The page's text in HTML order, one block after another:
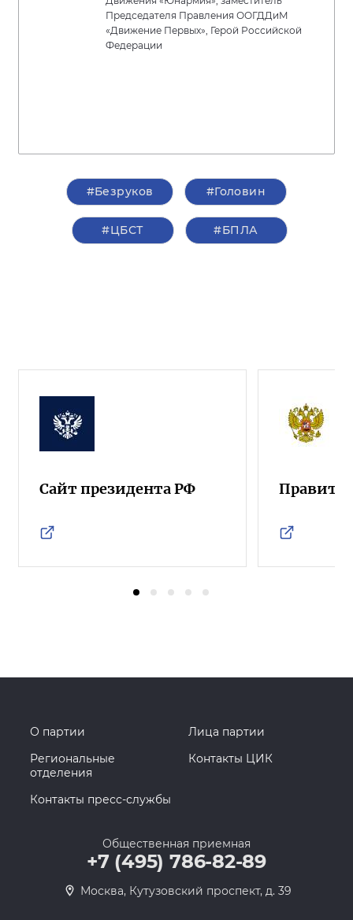
Председателя Правления ООГДДиМ
«Движение Первых», Герой Российской
Федерации
#Безруков #Головин
#ЦБСТ #БПЛА
Сайт президента РФ
О партии
Лица партии
Региональные
отделения
Контакты ЦИК
Контакты пресс-службы
Общественная приемная
+7 (495) 786-82-89
Москва, Кутузовский проспект, д. 39